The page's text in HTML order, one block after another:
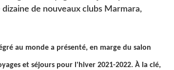
de nouveaux clubs Marmara,
au monde a présenté, en marge du salon
et séjours pour l'hiver 2021-2022. À la clé,